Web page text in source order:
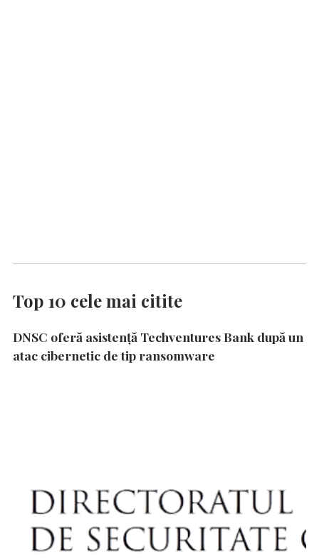
Top 10 cele mai citite
DNSC oferă asistență Techventures Bank după un
atac cibernetic de tip ransomware